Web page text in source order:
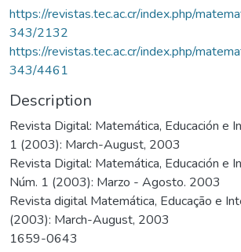
https://revistas.tec.ac.cr/index.php/
343/2132
https://revistas.tec.ac.cr/index.php/
343/4461
Description
Revista Digital: Matemática, Educación e
1 (2003): March-August, 2003
Revista Digital: Matemática, Educación e
Núm. 1 (2003): Marzo - Agosto. 2003
Revista digital Matemática, Educação e
(2003): March-August, 2003
1659-0643